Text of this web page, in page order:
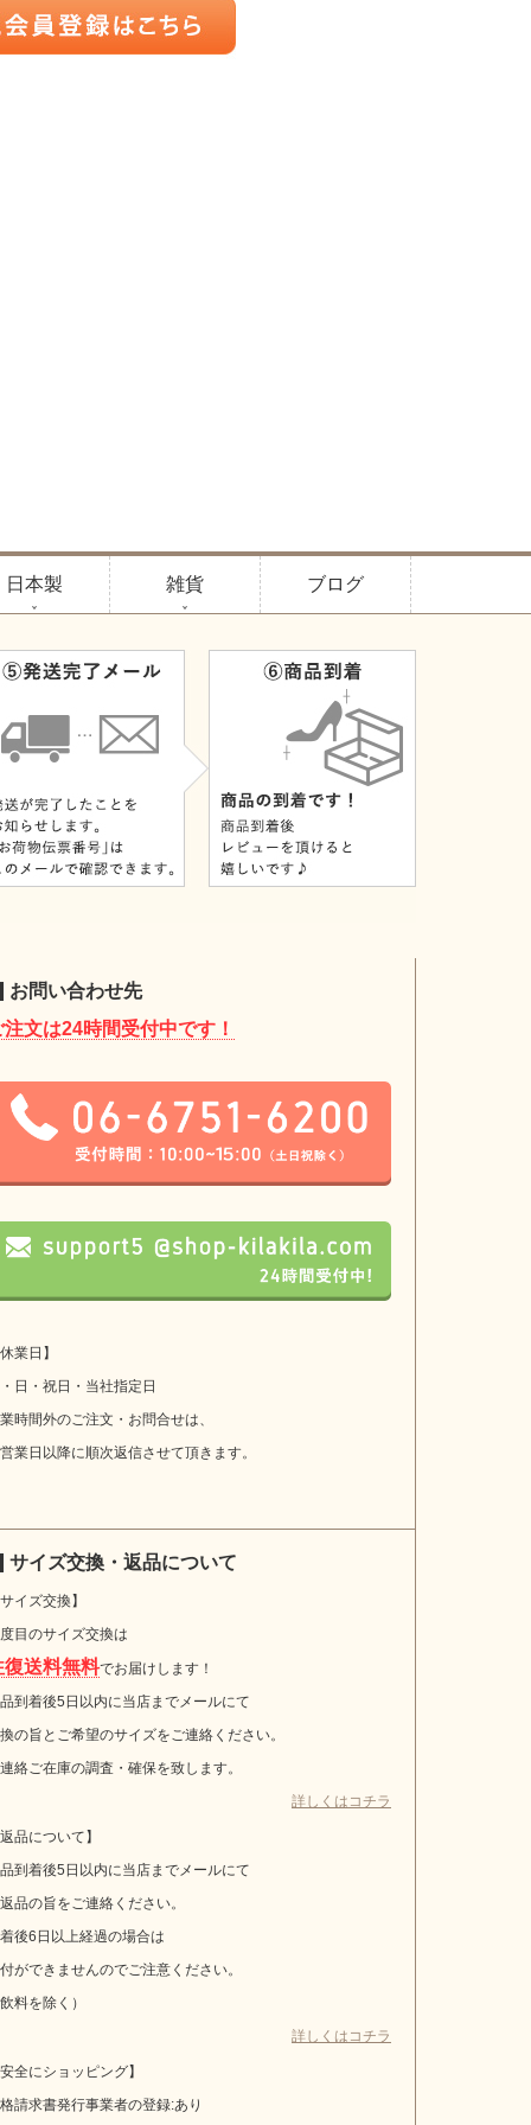
日本製 雑貨 ブログ
お問い合わせ先
注文は24時間受付中です！
業日】
日・祝日・当社指定日
時間外のご注文・お問合せは、
業日以降に順次返信させて頂きます。
サイズ交換・返品について
イズ交換】
目のサイズ交換は
復送料無料でお届けします！
到着後5日以内に当店までメールにて
の旨とご希望のサイズをご連絡ください。
絡ご在庫の調査・確保を致します。
詳しくはコチラ
品について】
到着後5日以内に当店までメールにて
品の旨をご連絡ください。
後6日以上経過の場合は
ができませんのでご注意ください。
料を除く）
詳しくはコチラ
全にショッピング】
請求書発行事業者の登録:あり